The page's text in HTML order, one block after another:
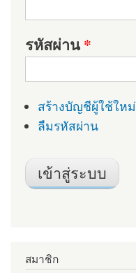
รหัสผ่าน*
สร้างบัญชีผู้ใช้ใหม่
ลืมรหัสผ่าน
สมาชิก